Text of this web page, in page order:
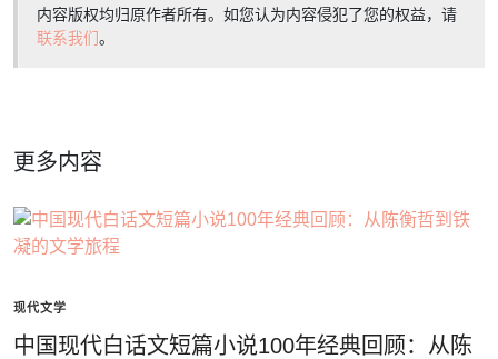
内容版权均归原作者所有。如您认为内容侵犯了您的权益，请
联系我们。
更多内容
现代文学
中国现代白话文短篇小说100年经典回顾：从陈